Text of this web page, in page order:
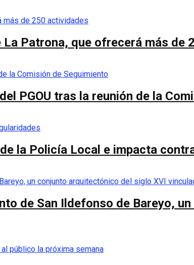
Patrona, que ofrecerá más de
PGOU tras la reunión de la
la Policía Local e impacta
de San Ildefonso de Bareyo,